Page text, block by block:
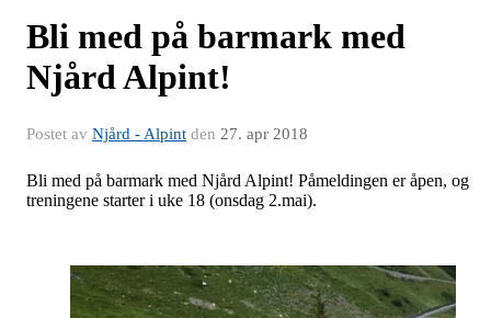
Bli med på barmark med
Njård Alpint!
Postet av Njård - Alpint den 27. apr 2018
Bli med på barmark med Njård Alpint! Påmeldingen er åpen, og
treningene starter i uke 18 (onsdag 2.mai).